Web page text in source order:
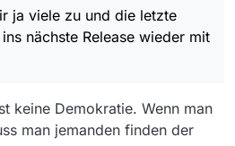
ja viele zu und die letzte
nächste Release wieder mit
keine Demokratie. Wenn man
man jemanden finden der